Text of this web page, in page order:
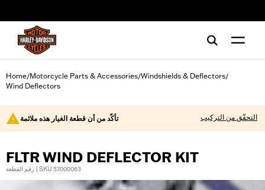
Home/Motorcycle Parts & Accessories/Windshields & Deflectors/
Wind Deflectors
تأكّد من أن قطعة الغيار هذه ملائمة التحقّق من التركيب
FLTR WIND DEFLECTOR KIT
رقم القطعة | SKU 57000063